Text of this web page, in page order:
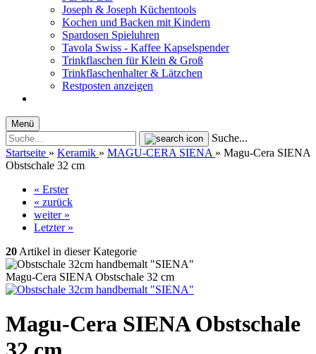
Joseph & Joseph Küchentools
Kochen und Backen mit Kindern
Spardosen Spieluhren
Tavola Swiss - Kaffee Kapselspender
Trinkflaschen für Klein & Groß
Trinkflaschenhalter & Lätzchen
Restposten anzeigen
Menü
Suche...
Startseite » Keramik » MAGU-CERA SIENA » Magu-Cera SIENA
Obstschale 32 cm
« Erster
« zurück
weiter »
Letzter »
20 Artikel in dieser Kategorie
Magu-Cera SIENA Obstschale 32 cm
Magu-Cera SIENA Obstschale